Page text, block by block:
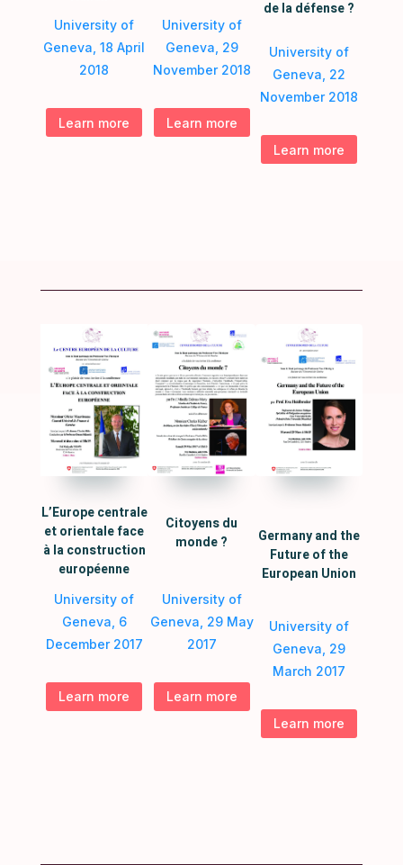
University of
Geneva, 18 April
2018
Learn more
University of
Geneva, 29
November 2018
Learn more
de la défense ?
University of
Geneva, 22
November 2018
Learn more
L’Europe centrale
et orientale face
à la construction
européenne
University of
Geneva, 6
December 2017
Learn more
Citoyens du
monde ?
University of
Geneva, 29 May
2017
Learn more
Germany and the
Future of the
European Union
University of
Geneva, 29
March 2017
Learn more